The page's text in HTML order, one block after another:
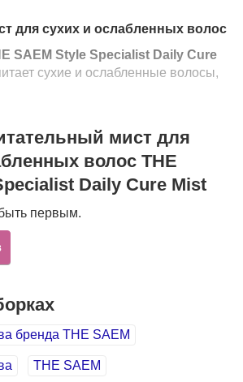
для сухих и ослабленных волос
SAEM Style Specialist Daily Cure
сухие и ослабленные волосы,
и горячего воздуха,
за волосами, облегчает их
волосы гладкими и блестящими,
и сухие кончики.
быстро впитываются волосами,
питательными веществами,
участки, разглаживают
волос. Протеины шелка
вокруг волоса невидимую защиту
секущихся кончиков,
мист для
волос THE
Daily Cure Mist
первым.
бренда THE SAEM
THE SAEM